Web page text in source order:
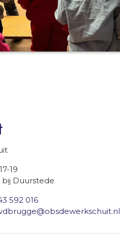
19
bij Duurstede
592 016